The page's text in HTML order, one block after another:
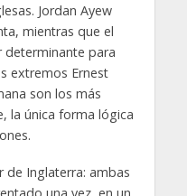
Jordan Ayew
mientras que el
determinante para
extremos Ernest
son los más
la única forma lógica
de Inglaterra: ambas